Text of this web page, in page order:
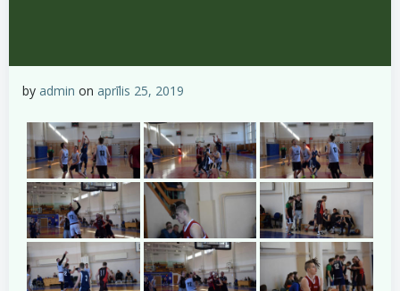
by admin on aprīlis 25, 2019